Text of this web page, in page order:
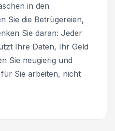
in den
Sie die Betrügereien,
Sie daran: Jeder
Ihre Daten, Ihr Geld
Sie neugierig und
für Sie arbeiten, nicht